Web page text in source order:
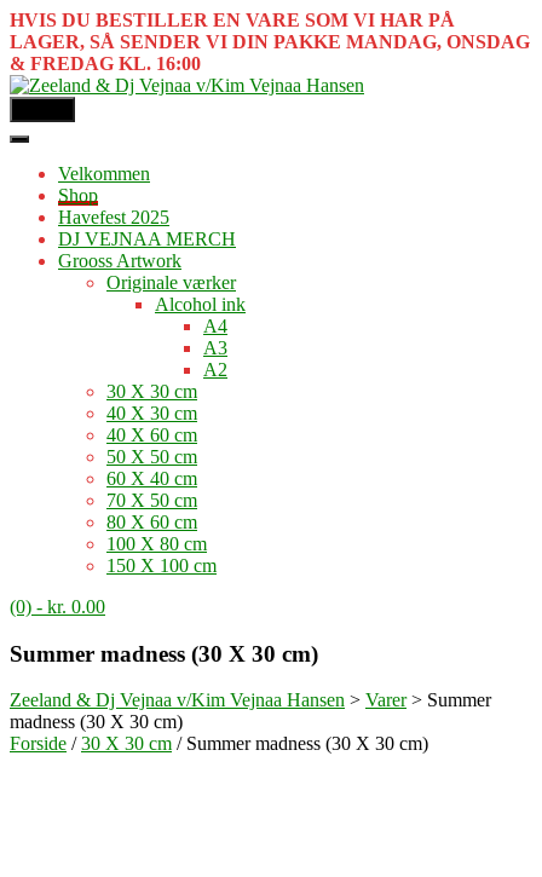
HVIS DU BESTILLER EN VARE SOM VI HAR PÅ
LAGER, SÅ SENDER VI DIN PAKKE MANDAG, ONSDAG
& FREDAG KL. 16:00
Velkommen
Shop
Havefest 2025
DJ VEJNAA MERCH
Grooss Artwork
Originale værker
Alcohol ink
A4
A3
A2
30 X 30 cm
40 X 30 cm
40 X 60 cm
50 X 50 cm
60 X 40 cm
70 X 50 cm
80 X 60 cm
100 X 80 cm
150 X 100 cm
(0) - kr. 0.00
Summer madness (30 X 30 cm)
Zeeland & Dj Vejnaa v/Kim Vejnaa Hansen > Varer> Summer
madness (30 X 30 cm)
Forside /30 X 30 cm / Summer madness (30 X 30 cm)